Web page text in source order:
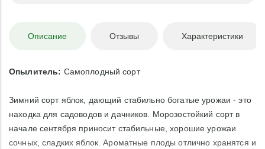
Описание Отзывы Характеристики
Опылитель: Самоплодный сорт
Зимний сорт яблок, дающий стабильно богатые урожаи - это
находка для садоводов и дачников. Морозостойкий сорт в
начале сентября приносит стабильные, хорошие урожаи
сочных, сладких яблок. Ароматные плоды отлично хранятся и